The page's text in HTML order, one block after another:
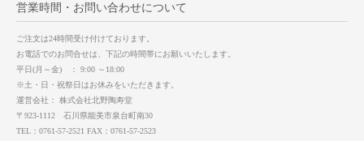
営業時間・お問い合わせについて
ご注文は24時間受け付けております。
お電話でのお問合せは、下記の時間帯にお願いいたします。
平日(月～金) ： 9:00 ～18:00
※土・日・祝祭日はお休みをいただきます。
運営会社： 株式会社北野陶寿堂
〒923-1112 石川県能美市泉台町南30
TEL：0761-57-2521 FAX：0761-57-2523